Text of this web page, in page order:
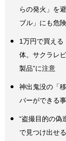
らの発火」を
ブル」にも危
1万円で買える
体。サクラレ
製品”に注意
神出鬼没の「
バーができる
“盗撮目的の偽
で見つけ出せ